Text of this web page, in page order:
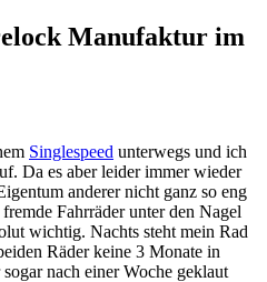
Manufaktur im
Singlespeed unterwegs und ich
Da es aber leider immer wieder
anderer nicht ganz so eng
Fahrräder unter den Nagel
wichtig. Nachts steht mein Rad
Räder keine 3 Monate in
nach einer Woche geklaut